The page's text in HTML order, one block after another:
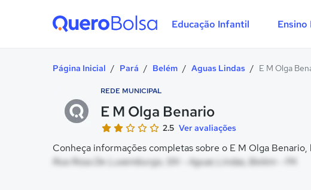
Educação Infantil Ensino
Página Inicial / Pará / Belém / Aguas Lindas / E M Olga
REDE MUNICIPAL
E M Olga Benario
2.5 Ver avaliações
Conheça informações completas sobre o E M Olga Benario,
Rua Rosa De Luxemburgo, SN - Aguas Lindas, Belém - PA